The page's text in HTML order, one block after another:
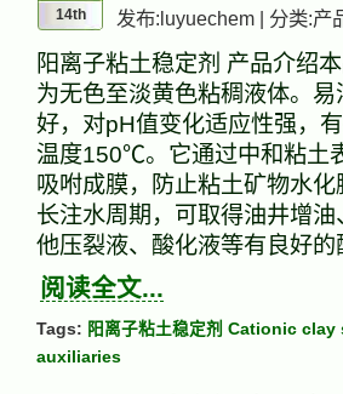
14th
发布:luyuechem | 分类:产
阳离子粘土稳定剂 产品介绍
为无色至淡黄色粘稠液体。
好，对pH值变化适应性强，
温度150℃。它通过中和粘土
吸咐成膜，防止粘土矿物水
长注水周期，可取得油井增
他压裂液、酸化液等有良好的
阅读全文...
Tags: 阳离子粘土稳定剂 Cationic
auxiliaries